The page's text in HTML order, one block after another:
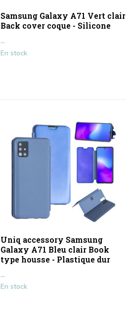
Samsung Galaxy A71 Vert clair
Back cover coque - Silicone
...
En stock
Uniq accessory Samsung
Galaxy A71 Bleu clair Book
type housse - Plastique dur
En stock